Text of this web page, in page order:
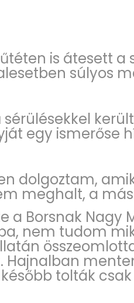
is átesett a
súlyos
sérülésekkel
egy ismerőse
dolgoztam,
meghalt, a
a Borsnak Nagy
nem tudom
Hajnalban
tolták